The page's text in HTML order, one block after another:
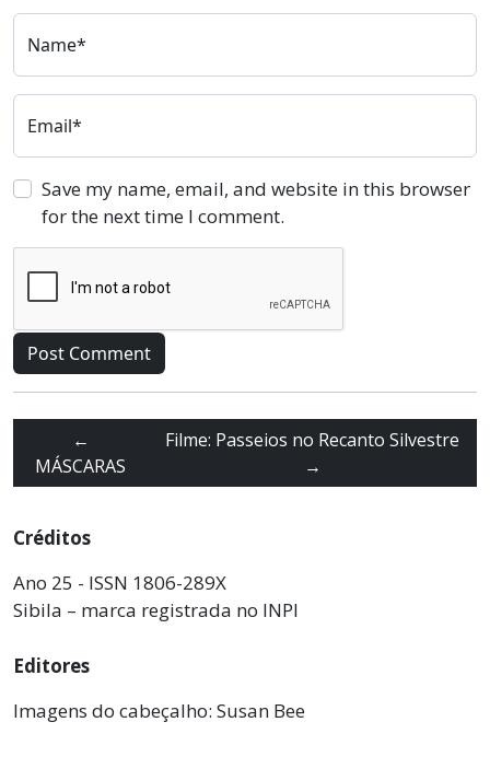
Name*
Email*
Save my name, email, and website in this browser
for the next time I comment.
←
MÁSCARAS
Filme: Passeios no Recanto Silvestre
→
Créditos
Ano 25 - ISSN 1806-289X
Sibila – marca registrada no INPI
Editores
Imagens do cabeçalho: Susan Bee